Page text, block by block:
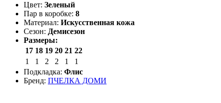
Цвет: Зеленый
Пар в коробке: 8
Материал: Искусственная кожа
Сезон: Демисезон
Размеры:
17 18 19 20 21 22
1
1 2 2 1
1
Подкладка: Флис
Бренд: ПЧЕЛКА ДОМИ